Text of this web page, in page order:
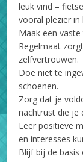
leuk vind –
vooral plezier
Maak een
Regelmaat
zelfvertrouwen.
Doe niet te
schoenen.
Zorg dat je
nachtrust die je
Leer positieve
en interesses
Blijf bij de basis